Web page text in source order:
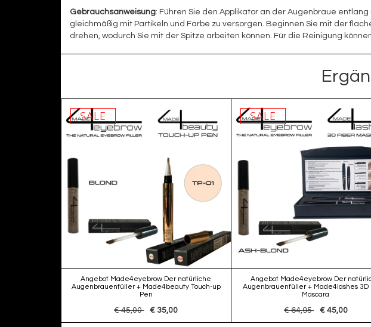
Gebrauchsanweisung: Führen Sie den Applikator an der Augenbraue
gleichmäßig mit Partikeln und Farbe zu versorgen. Beginnen Sie mit der
drehen, wodurch Sie mit der Spitze arbeiten können. Für die Reinigung
SALE
Angebot Made4eyebrow Der natürliche
Augenbrauenfüller + Made4beauty Touch-up
Pen
€ 45,00 € 35,00
SALE
Angebot Made4eyebrow Der
Augenbrauenfüller + Made4lashes 3D
Mascara
€ 64,95 € 45,00